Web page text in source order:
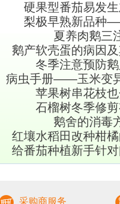
硬果型番茄易发
梨极早熟新品种
夏养肉鹅三
鹅产软壳蛋的病因
冬季注意预防
病虫手册——玉米变
苹果树串花枝
石榴树冬季修
鹅舍的消毒
红壤水稻田改种柑
给番茄种植新手针
采购商服务